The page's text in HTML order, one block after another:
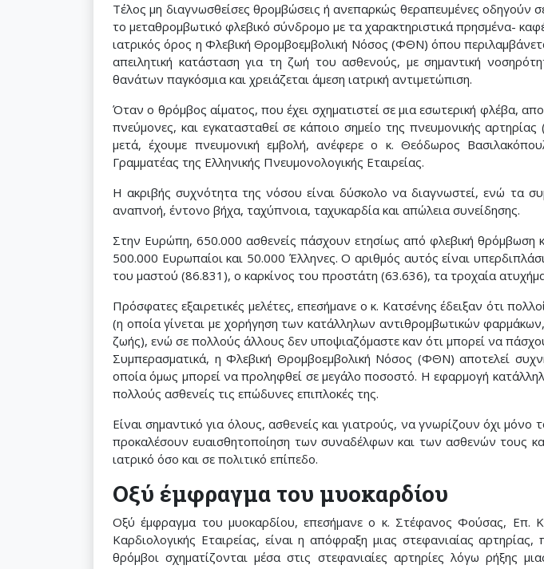
Τέλος μη διαγνωσθείσες θρομβώσεις ή ανεπαρκώς θεραπευμένες οδηγούν
το μεταθρομβωτικό φλεβικό σύνδρομο με τα χαρακτηριστικά πρησμένα-
ιατρικός όρος η Φλεβική Θρομβοεμβολική Νόσος (ΦΘΝ) όπου
απειλητική κατάσταση για τη ζωή του ασθενούς, με σημαντική
θανάτων παγκόσμια και χρειάζεται άμεση ιατρική αντιμετώπιση.
Όταν ο θρόμβος αίματος, που έχει σχηματιστεί σε μια εσωτερική φλέβα,
πνεύμονες, και εγκατασταθεί σε κάποιο σημείο της πνευμονικής
μετά, έχουμε πνευμονική εμβολή, ανέφερε ο κ. Θεόδωρος
Γραμματέας της Ελληνικής Πνευμονολογικής Εταιρείας.
Η ακριβής συχνότητα της νόσου είναι δύσκολο να διαγνωστεί, ενώ τα
αναπνοή, έντονο βήχα, ταχύπνοια, ταχυκαρδία και απώλεια συνείδησης.
Στην Ευρώπη, 650.000 ασθενείς πάσχουν ετησίως από φλεβική θρόμβωση
500.000 Ευρωπαίοι και 50.000 Έλληνες. Ο αριθμός αυτός είναι
του μαστού (86.831), ο καρκίνος του προστάτη (63.636), τα τροχαία
Πρόσφατες εξαιρετικές μελέτες, επεσήμανε ο κ. Κατσένης έδειξαν ότι
(η οποία γίνεται με χορήγηση των κατάλληλων αντιθρομβωτικών
ζωής), ενώ σε πολλούς άλλους δεν υποψιαζόμαστε καν ότι μπορεί να
Συμπερασματικά, η Φλεβική Θρομβοεμβολική Νόσος (ΦΘΝ) αποτελεί
οποία όμως μπορεί να προληφθεί σε μεγάλο ποσοστό. Η εφαρμογή
πολλούς ασθενείς τις επώδυνες επιπλοκές της.
Είναι σημαντικό για όλους, ασθενείς και γιατρούς, να γνωρίζουν όχι
προκαλέσουν ευαισθητοποίηση των συναδέλφων και των ασθενών τους
ιατρικό όσο και σε πολιτικό επίπεδο.
Οξύ έμφραγμα του μυοκαρδίου
Οξύ έμφραγμα του μυοκαρδίου, επεσήμανε ο κ. Στέφανος Φούσας, Επ.
Καρδιολογικής Εταιρείας, είναι η απόφραξη μιας στεφανιαίας
θρόμβοι σχηματίζονται μέσα στις στεφανιαίες αρτηρίες λόγω ρήξης